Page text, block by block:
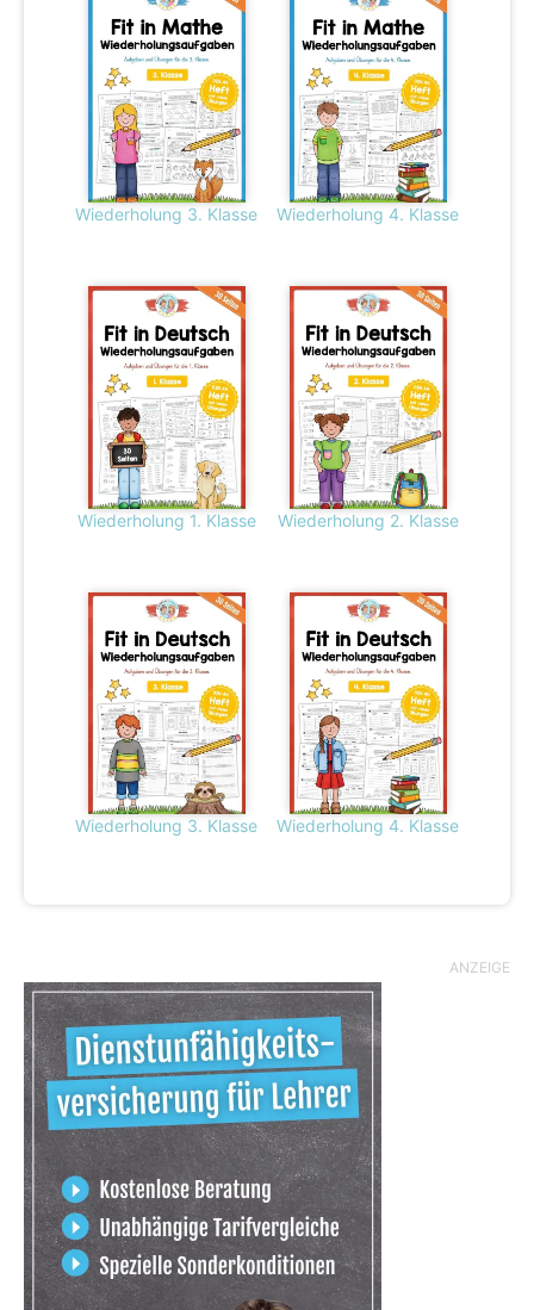
Wiederholung 3. Klasse Wiederholung 4. Klasse
Wiederholung 1. Klasse Wiederholung 2. Klasse
Wiederholung 3. Klasse Wiederholung 4. Klasse
ANZEIGE